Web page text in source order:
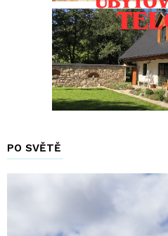
PO SVĚTĚ